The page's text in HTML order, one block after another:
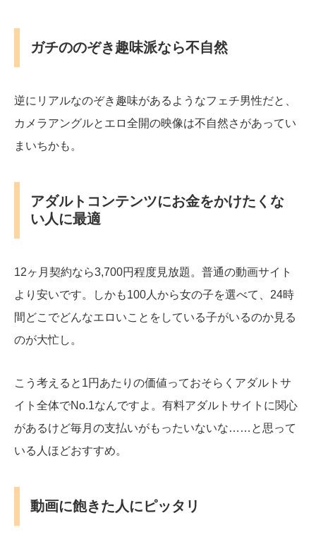
ガチののぞき趣味派なら不自然
逆にリアルなのぞき趣味があるようなフェチ男性だと、
カメラアングルとエロ全開の映像は不自然さがあってい
まいちかも。
アダルトコンテンツにお金をかけたくな
い人に最適
12ヶ月契約なら3,700円程度見放題。普通の動画サイト
より安いです。しかも100人から女の子を選べて、24時
間どこでどんなエロいことをしている子がいるのか見る
のが大忙し。
こう考えると1円あたりの価値っておそらくアダルトサ
イト全体でNo.1なんですよ。有料アダルトサイトに関心
があるけど毎月の支払いがもったいないな……と思って
いる人ほどおすすめ。
動画に飽きた人にピッタリ